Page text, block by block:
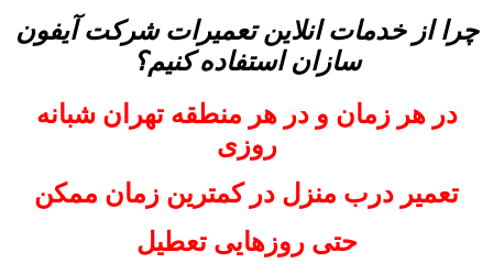
چرا از خدمات انلاین تعمیرات شرکت آیفون
سازان استفاده کنیم؟
در هر زمان و در هر منطقه تهران شبانه
روزی
تعمیر درب منزل در کمترین زمان ممکن
حتی روزهایی تعطیل